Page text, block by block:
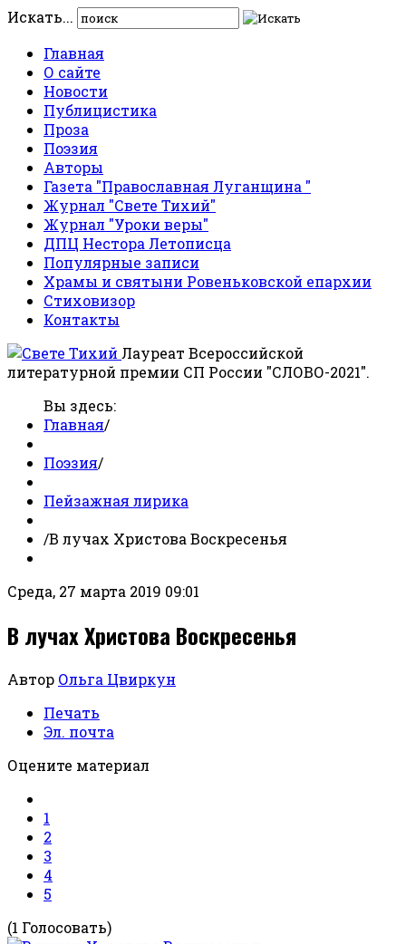
Искать...
Главная
О сайте
Новости
Публицистика
Проза
Поэзия
Авторы
Газета "Православная Луганщина "
Журнал "Свете Тихий"
Журнал "Уроки веры"
ДПЦ Нестора Летописца
Популярные записи
Храмы и святыни Ровеньковской епархии
Стиховизор
Контакты
Лауреат Всероссийской
литературной премии СП России "СЛОВО-2021".
Вы здесь:
Главная/
Поэзия/
Пейзажная лирика
/В лучах Христова Воскресенья
Среда, 27 марта 2019 09:01
В лучах Христова Воскресенья
Автор Ольга Цвиркун
Печать
Эл. почта
Оцените материал
1
2
3
4
5
(1 Голосовать)